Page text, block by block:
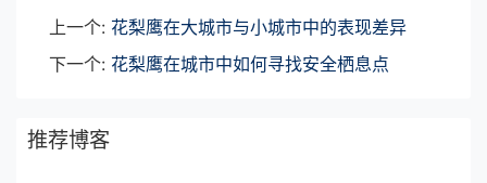
上一个: 花梨鹰在大城市与小城市中的表现差异
下一个: 花梨鹰在城市中如何寻找安全栖息点
推荐博客